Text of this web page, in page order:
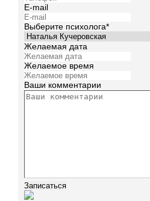
E-mail
Выберите психолога*
Желаемая дата
Желаемое время
Ваши комментарии